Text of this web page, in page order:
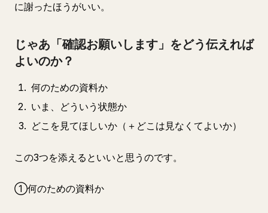
に謝ったほうがいい。
じゃあ「確認お願いします」をどう伝えれば
よいのか？
何のための資料か
いま、どういう状態か
どこを見てほしいか（＋どこは見なくてよいか）
この3つを添えるといいと思うのです。
①何のための資料か